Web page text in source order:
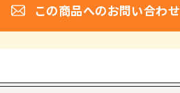
この商品へのお問い合わせ